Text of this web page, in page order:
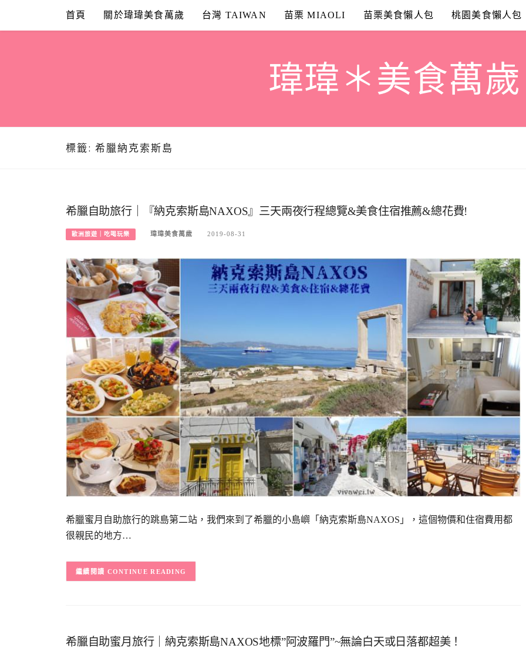
content
首頁 關於瑋瑋美食萬歲 台灣 TAIWAN 苗栗 MIAOLI 苗栗美食懶人包 桃園美食懶人包
瑋瑋＊美食萬歲
標籤: 希臘納克索斯島
希臘自助旅行｜『納克索斯島NAXOS』三天兩夜行程總覽&美食住宿推薦&總花費!
歐洲旅遊｜吃喝玩樂 瑋瑋美食萬歲 2019-08-31
希臘蜜月自助旅行的跳島第二站，我們來到了希臘的小島嶼「納克索斯島NAXOS」，這個物價和住宿費用都
很親民的地方…
CONTINUE READING
希臘自助蜜月旅行｜納克索斯島NAXOS地標”阿波羅門”~無論白天或日落都超美！